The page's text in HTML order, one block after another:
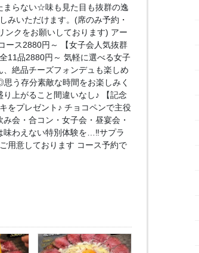
まらない☆味も見た目も抜群の逸
みいただけます。(席のみ予約・
ンクをお願いしております) アー
ース2880円～ 【女子会人気抜群
11品2880円～ 気軽に選べる女子
絶品チーズフォンデュも楽しめ
う存分素敵な時間をお楽しみく
上がること間違いなし♪ 【記念
をプレゼント♪ チョコペンで主役
会・合コン・女子会・昼宴会・
味わえない特別体験を…‼サプラ
用意しております コース予約で